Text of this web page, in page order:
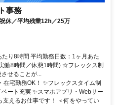
事務
休／平均残業12h／25万
り8時間 平均勤務日数：1ヶ月あた
働8時間／休憩1時間) ☆フレックス制
せることが...
宅勤務OK！ ✨フレックスタイム制
ート充実 ✨スマホアプリ・Webサー
支えるお仕事です！ ＜何をやってい